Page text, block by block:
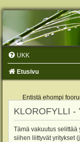
UKK
Etusivu
Entistä ehompi
KLOROFYLLI -
Tämä vakuutus selittää
siihen liittyvät yritykset